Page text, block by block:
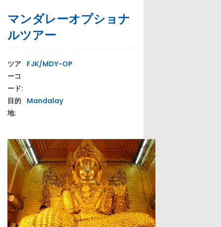
マンダレーオプショナ
ルツアー
ツア
ーコ
ード:
FJK/MDY-OP
目的
地:
Mandalay